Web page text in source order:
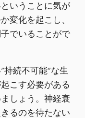
いうことに気が
変化を起こし、
でいることがで
持続不可能”な生
こす必要がある
しょう。神経衰
るのを待たない